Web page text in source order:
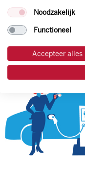
laadpas
Noodzakelijk
Functioneel
Accepteer alles